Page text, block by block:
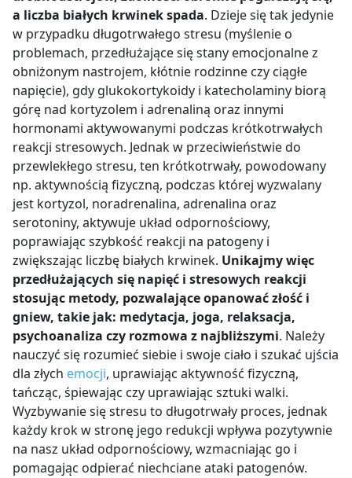
a liczba białych krwinek spada. Dzieje się tak jedynie
w przypadku długotrwałego stresu (myślenie o
problemach, przedłużające się stany emocjonalne z
obniżonym nastrojem, kłótnie rodzinne czy ciągłe
napięcie), gdy glukokortykoidy i katecholaminy biorą
górę nad kortyzolem i adrenaliną oraz innymi
hormonami aktywowanymi podczas krótkotrwałych
reakcji stresowych. Jednak w przeciwieństwie do
przewlekłego stresu, ten krótkotrwały, powodowany
np. aktywnością fizyczną, podczas której wyzwalany
jest kortyzol, noradrenalina, adrenalina oraz
serotoniny, aktywuje układ odpornościowy,
poprawiając szybkość reakcji na patogeny i
zwiększając liczbę białych krwinek. Unikajmy więc
przedłużających się napięć i stresowych reakcji
stosując metody, pozwalające opanować złość i
gniew, takie jak: medytacja, joga, relaksacja,
psychoanaliza czy rozmowa z najbliższymi. Należy
nauczyć się rozumieć siebie i swoje ciało i szukać ujścia
dla złych emocji, uprawiając aktywność fizyczną,
tańcząc, śpiewając czy uprawiając sztuki walki.
Wyzbywanie się stresu to długotrwały proces, jednak
każdy krok w stronę jego redukcji wpływa pozytywnie
na nasz układ odpornościowy, wzmacniając go i
pomagając odpierać niechciane ataki patogenów.